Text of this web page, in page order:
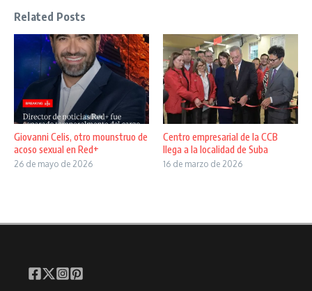
Related Posts
Giovanni Celis, otro mounstruo de
acoso sexual en Red+
26 de mayo de 2026
Centro empresarial de la CCB
llega a la localidad de Suba
16 de marzo de 2026